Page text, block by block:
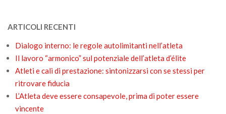
ARTICOLI RECENTI
Dialogo interno: le regole autolimitanti nell’atleta
Il lavoro “armonico” sul potenziale dell’atleta d’élite
Atleti e cali di prestazione: sintonizzarsi con se stessi per
ritrovare fiducia
L’Atleta deve essere consapevole, prima di poter essere
vincente